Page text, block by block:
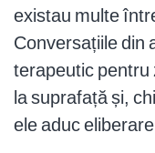
existau multe
Conversațiile din
terapeutic pentru
la suprafață și,
ele aduc